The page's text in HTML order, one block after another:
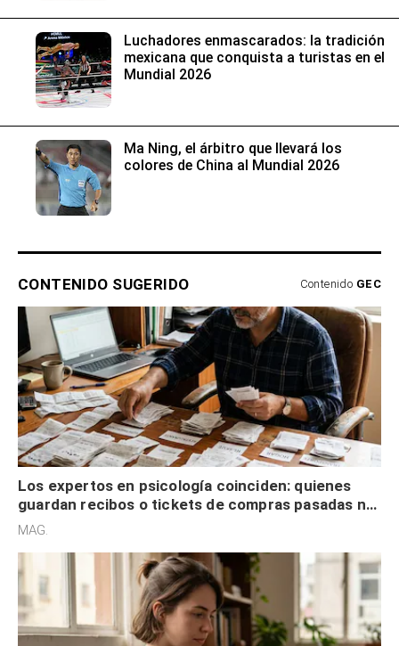
Luchadores enmascarados: la tradición
mexicana que conquista a turistas en el
Mundial 2026
Ma Ning, el árbitro que llevará los
colores de China al Mundial 2026
CONTENIDO SUGERIDO Contenido GEC
Los expertos en psicología coinciden: quienes
guardan recibos o tickets de compras pasadas no
son acumuladores, sino que tienen necesidad de
MAG.